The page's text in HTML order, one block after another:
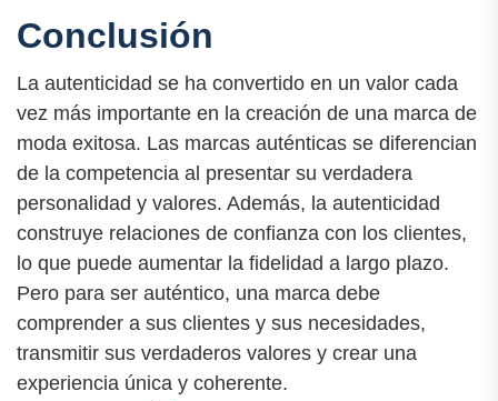
Conclusión
La autenticidad se ha convertido en un valor cada
vez más importante en la creación de una marca de
moda exitosa. Las marcas auténticas se diferencian
de la competencia al presentar su verdadera
personalidad y valores. Además, la autenticidad
construye relaciones de confianza con los clientes,
lo que puede aumentar la fidelidad a largo plazo.
Pero para ser auténtico, una marca debe
comprender a sus clientes y sus necesidades,
transmitir sus verdaderos valores y crear una
experiencia única y coherente.